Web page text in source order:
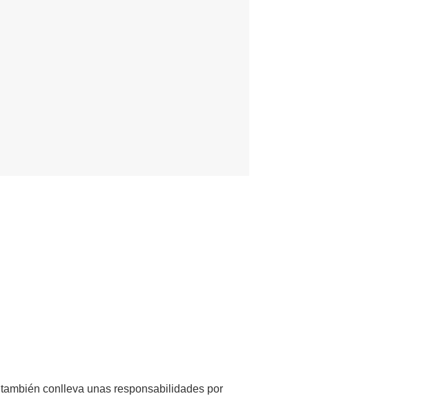
conlleva unas responsabilidades por